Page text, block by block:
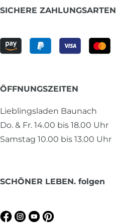
SICHERE ZAHLUNGSARTEN
ÖFFNUNGSZEITEN
Lieblingsladen Baunach
Do. & Fr. 14.00 bis 18.00 Uhr
Samstag 10.00 bis 13.00 Uhr
SCHÖNER LEBEN. folgen